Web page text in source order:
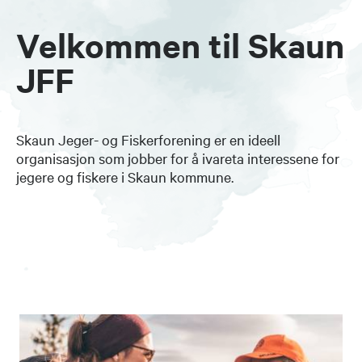
Velkommen til Skaun
JFF
Skaun Jeger- og Fiskerforening er en ideell
organisasjon som jobber for å ivareta interessene for
jegere og fiskere i Skaun kommune.​